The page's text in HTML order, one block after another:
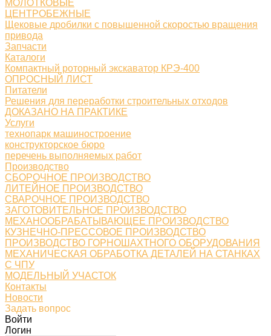
МОЛОТКОВЫЕ
ЦЕНТРОБЕЖНЫЕ
Щековые дробилки с повышенной скоростью вращения
привода
Запчасти
Каталоги
Компактный роторный экскаватор КРЭ-400
ОПРОСНЫЙ ЛИСТ
Питатели
Решения для переработки строительных отходов
ДОКАЗАНО НА ПРАКТИКЕ
Услуги
технопарк машиностроение
конструкторское бюро
перечень выполняемых работ
Производство
СБОРОЧНОЕ ПРОИЗВОДСТВО
ЛИТЕЙНОЕ ПРОИЗВОДСТВО
СВАРОЧНОЕ ПРОИЗВОДСТВО
ЗАГОТОВИТЕЛЬНОЕ ПРОИЗВОДСТВО
МЕХАНООБРАБАТЫВАЮЩЕЕ ПРОИЗВОДСТВО
КУЗНЕЧНО-ПРЕССОВОЕ ПРОИЗВОДСТВО
ПРОИЗВОДСТВО ГОРНОШАХТНОГО ОБОРУДОВАНИЯ
МЕХАНИЧЕСКАЯ ОБРАБОТКА ДЕТАЛЕЙ НА СТАНКАХ
С ЧПУ
МОДЕЛЬНЫЙ УЧАСТОК
Контакты
Новости
Задать вопрос
Войти
Логин